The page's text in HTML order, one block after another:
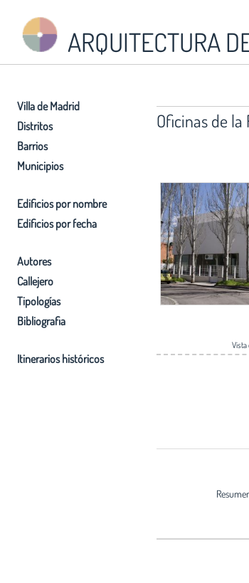
ARQUITECTURA
Villa de Madrid
Distritos
Barrios
Municipios
Edificios por nombre
Edificios por fecha
Autores
Callejero
Tipologías
Bibliografia
Itinerarios históricos
Oficinas de la
Vista